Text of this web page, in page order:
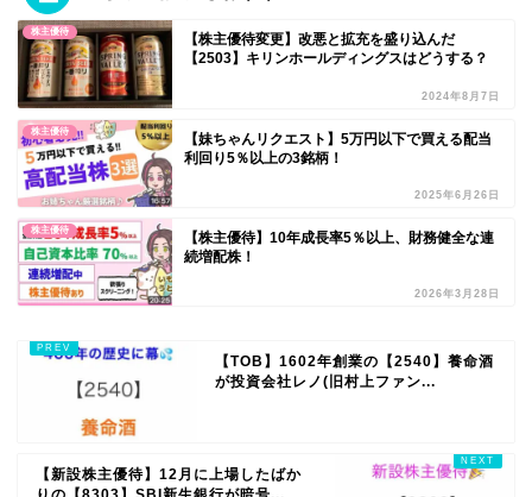
株主優待
【株主優待変更】改悪と拡充を盛り込んだ
【2503】キリンホールディングスはどうする？
2024年8月7日
株主優待
【妹ちゃんリクエスト】5万円以下で買える配当
利回り5％以上の3銘柄！
2025年6月26日
株主優待
【株主優待】10年成長率5％以上、財務健全な連
続増配株！
2026年3月28日
【TOB】1602年創業の【2540】養命酒
が投資会社レノ(旧村上ファン...
【新設株主優待】12月に上場したばか